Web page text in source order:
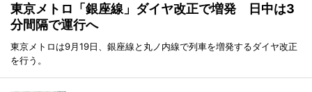
東京メトロ「銀座線」ダイヤ改正で増発 日中は3
分間隔で運行へ
東京メトロは9月19日、銀座線と丸ノ内線で列車を増発するダイヤ改正
を行う。